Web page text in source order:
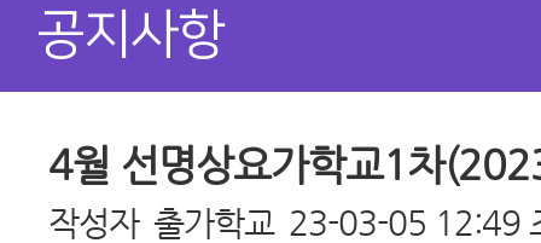
공지사항
4월 선명상요가학교1차
작성자 출가학교 23-03-05 12:49